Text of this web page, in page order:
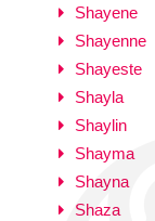
Shayene
Shayenne
Shayeste
Shayla
Shaylin
Shayma
Shayna
Shaza